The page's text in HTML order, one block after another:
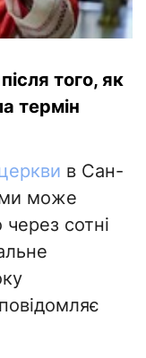
того, як
термін
в Сан-
може
сотні